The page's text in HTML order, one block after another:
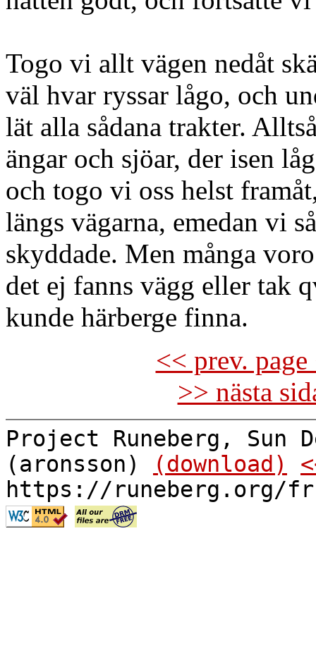
Togo vi allt vägen nedåt
väl hvar ryssar lågo, och
lät alla sådana trakter.
ängar och sjöar, der isen
och togo vi oss helst
längs vägarna, emedan vi
skyddade. Men många
det ej fanns vägg eller tak
kunde härberge finna.
<< prev.
>> nästa
Project Runeberg, Sun
(aronsson)
(download)
https://runeberg.org/